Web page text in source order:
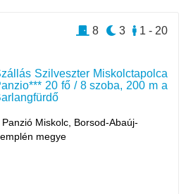
Szilveszter Miskolctapolca
20 fő / 8 szoba, 200 m a
Panzió Miskolc, Borsod-Abaúj-
megye
1 - 20
3
8